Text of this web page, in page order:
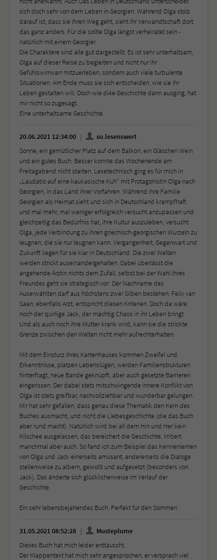
sich doch sehr von dem Leben in Georgien. Während Olga stolz
darauf ist, dass sie ihren Weg geht, sieht ihr Verwandtschaft dort
das ganz anders. Für die sollte Olga längst verheiratet sein -
natürlich mit einem Georgier.
Die Charaktere sind alle gut dargestellt. Es ist sehr unterhaltsam,
Olga auf dieser Reise zu begleiten und nicht nur ihr
Gefühlswirrwarr mitzuerleben, sondern auch viele turbulente
Situationen. Am Ende muss sie sich entscheiden, wie sie ihr
Leben gestalten will. Doch wie di4e Geschichte dann ausging, hat
mir nicht so zugesagt.
Eine unterhaltsame Geschichte.
20.06.2021 12:34:00
so.lesenswert
Sonne, ein gemütlicher Platz auf dem Balkon, ein Gläschen Wein
und ein gutes Buch. Besser konnte das Wochenende am
Freitagabend nicht starten. Lesetechnisch ging es für mich in
„Laudatio auf eine kaukasische Kuh“ mit Protagonistin Olga nach
Georgien, in das Land ihrer Vorfahren. Während ihre Familie
Georgien als Heimat sieht und sich in Deutschland krampfhaft
und mal mehr, mal weniger erfolgreich versucht anzupassen und
gleichzeitig das Bedürfnis hat, ihre Kultur auszuleben, versucht
Olga, jede Verbindung zu ihren griechisch-georgischen Wurzeln zu
leugnen, die sie nur leugnen kann. Vergangenheit, Gegenwart und
Zukunft liegen für sie klar in Deutschland. Die zwei Welten
werden strickt auseinandergehalten. Dabei überlässt die
angehende Ärztin nichts dem Zufall, selbst bei der Wahl ihres
Freundes geht sie strategisch vor: Der Nachname des
Auserwählten darf aus höchstens zwei Silben bestehen. Felix van
Saan, ebenfalls Arzt, entspricht diesen Kriterien. Doch da wäre
noch der quirlige Jack, der mächtig Chaos in ihr Leben bringt.
Und als auch noch ihre Mutter krank wird, kann sie die strickte
Grenze zwischen den Welten nicht mehr aufrechterhalten.
Mit dem Einsturz ihres Kartenhauses kommen Zweifel und
Erkenntnisse, platzen Lebenslügen, werden Familienstrukturen
hinterfragt, neue Bande geknüpft, aber auch gesetzte Barrieren
eingerissen. Der dabei stets mitschwingende innere Konflikt von
Olga ist stets greifbar, nachvollziehbar und wunderbar gelungen.
Mir hat sehr gefallen, dass genau diese Thematik den Kern des
Buches ausmacht, und nicht die Liebesgeschichte (die das Buch
aber rund macht). Natürlich wird bei all dem Hin und Her kein
Klischee ausgelassen, das bereichert die Geschichte, irritiert
manchmal aber auch. So fand ich zum Beispiel das Kennenlernen
von Olga und Jack einerseits amüsant, andererseits die Dialoge
stellenweise zu albern, gewollt und aufgesetzt (besonders von
Jack). Das änderte sich glücklicherweise im Verlauf der
Geschichte.
Ein sehr lebensbejahendes Buch. Perfekt für den Sommer!
31.05.2021 08:52:28
Musteplume
Dieses Buch hat mich leider enttäuscht.
Der Klappentext hat mich sehr angesprochen, er versprach viel